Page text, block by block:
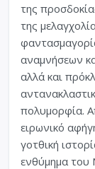
της
της
αναμνήσεων
αλλά και
πολυμορφία.
ειρωνικό
γοτθική
ενθύμημα του